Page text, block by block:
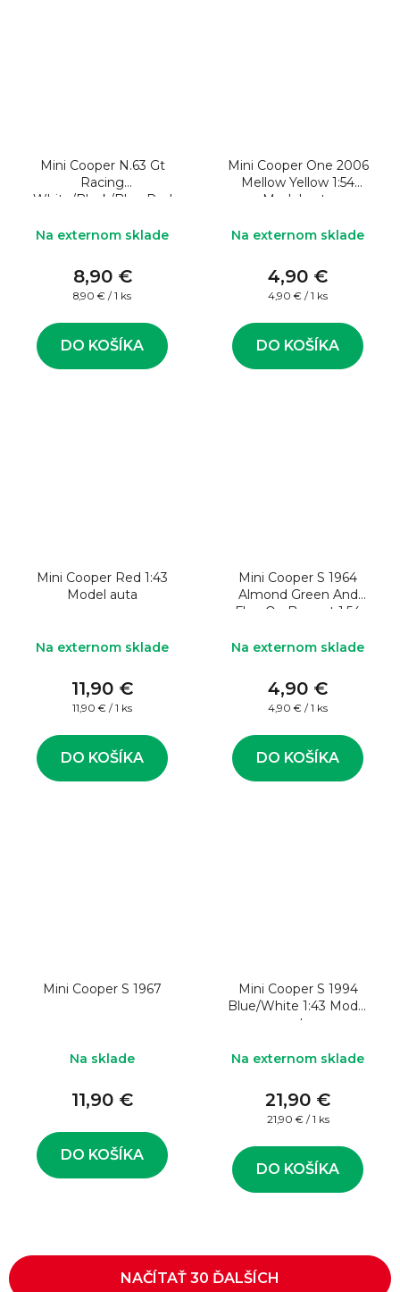
Mini Cooper N.63 Gt
Racing
White/Black/Blue Red
Na externom sklade
8,90 €
Jednotková
8,90 € / 1 ks
DO KOŠÍKA
Mini Cooper One 2006
Mellow Yellow 1:54
Model auta
Na externom sklade
4,90 €
Jednotková
4,90 € / 1 ks
DO KOŠÍKA
Mini Cooper Red 1:43
Model auta
Na externom sklade
11,90 €
Jednotková
11,90 € / 1 ks
DO KOŠÍKA
Mini Cooper S 1964
Almond Green And
Flag On Bonnet 1:54
Na externom sklade
4,90 €
Jednotková
4,90 € / 1 ks
DO KOŠÍKA
Mini Cooper S 1967
Na sklade
11,90 €
DO KOŠÍKA
Mini Cooper S 1994
Blue/White 1:43 Model
auta
Na externom sklade
21,90 €
Jednotková
21,90 € / 1 ks
DO KOŠÍKA
NAČÍTAŤ 30 ĎALŠÍCH